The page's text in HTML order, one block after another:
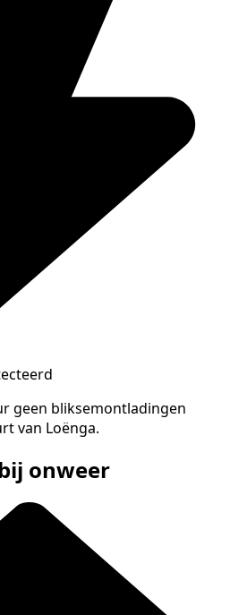
geen bliksemontladingen
van Loënga.
onweer